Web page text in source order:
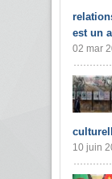
est un
02 mar
10 juin